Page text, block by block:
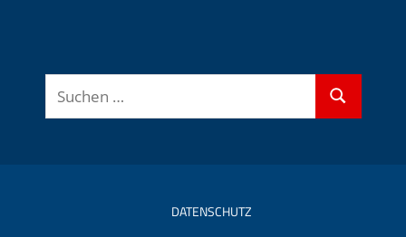
Suchen
nach:
Suchen
DATENSCHUTZ